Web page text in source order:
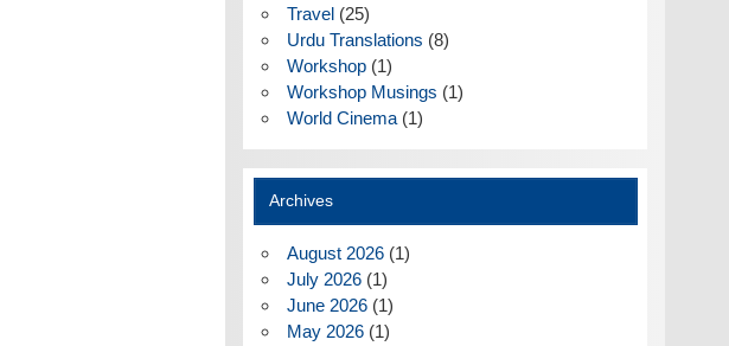
Travel(25)
Urdu Translations (8)
Workshop(1)
Workshop Musings (1)
World Cinema(1)
Archives
August 2026(1)
July 2026(1)
June 2026(1)
May 2026(1)